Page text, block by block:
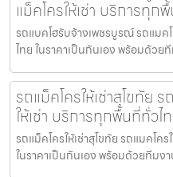
แม็คโครให้เช่า บริการทุก
รถแบคโฮรับจ้างเพชรบูรณ์ รถแมค
ไทย ในราคาเป็นกันเอง พร้อมด้ว
รถแม็คโครให้เช่าสุโขทัย
ให้เช่า บริการทุกพื้นที่ทั่วไ
รถแม็คโครให้เช่าสุโขทัย รถแมคโค
ในราคาเป็นกันเอง พร้อมด้วยทีมง